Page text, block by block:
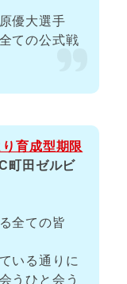
優大選手
ての公式戦
育成型期限
町田ゼルビ
全ての皆
いる通りに
うひと会う